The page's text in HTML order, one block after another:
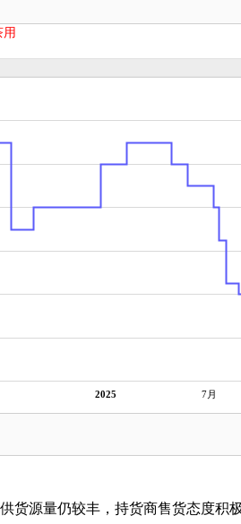
用
2025 7月
货源量仍较丰，持货商售货态度积